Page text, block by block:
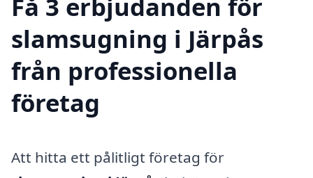
Få 3 erbjudanden för
slamsugning i Järpås
från professionella
företag
Att hitta ett pålitligt företag för